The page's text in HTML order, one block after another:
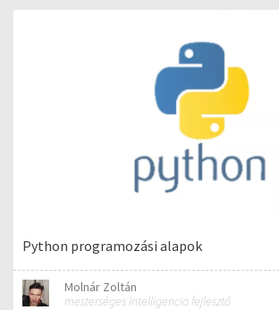
Python programozási alapok
Molnár Zoltán
mesterséges intelligencia fejlesztő